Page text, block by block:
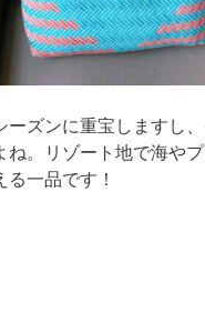
ーズンに重宝しますし
ね。リゾート地で海や
一品です！